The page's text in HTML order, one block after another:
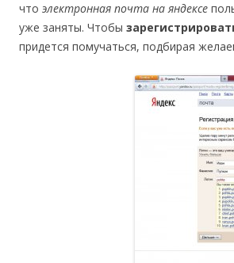
что электронная почта на яндексе
уже заняты. Чтобы
придется помучаться, подбирая